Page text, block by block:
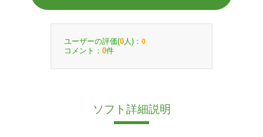
ユーザーの評価(0 人)： 0
コメント： 0件
ソフト詳細説明